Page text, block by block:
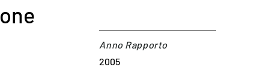
Anno Rapporto
2005